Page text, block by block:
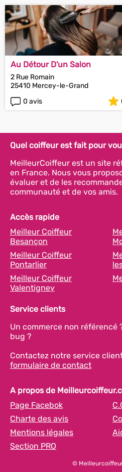
Au Détour D'un Salon
2 Rue Romain
25410 Mercey-le-Grand
0 avis
Quel coiffeur est fait pour
MeilleurCoiffeur est un site
en France. Nous vous
évaluer et de les
communauté et de vos amis.
Accès rapide
Meilleur Coiffeur
Besançon
Meilleur Coiffeur
Pontarlier
Meilleur Coiffeur
Valentigney
Service clients
Un commerce non référencé
bug ?
Contactez notre service
formulaire de contact
A propos de
Page Facebok
Charte des avis
Mentions légales
Section PRO
©